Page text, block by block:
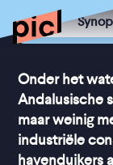
Onder het
Andalusische
maar weinig
industriële
havenduikers